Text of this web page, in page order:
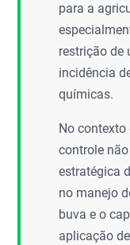
para a
restrição de
incidência
químicas.
No
controle
estratégica
no manejo
buva e o
aplicação